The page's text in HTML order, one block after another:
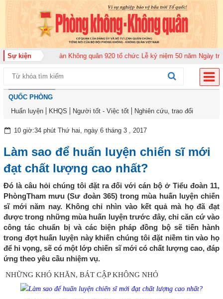
Sự kiệnTrung đoàn Không quân 920 tổ chức Lễ kỷ niệm 50 năm Ngày truyền
QUỐC PHÒNG
Huấn luyện
KHQS Người tốt - Việc tốt Nghiên cứu, trao đổi
10 giờ:34 phút Thứ hai, ngày 6 tháng 3 , 2017
Làm sao để huấn luyện chiến sĩ mới
đạt chất lượng cao nhất?
Đó là câu hỏi chúng tôi đặt ra đối với cán bộ ở Tiểu đoàn 11,
PhòngTham mưu (Sư đoàn 365) trong mùa huấn luyện chiến
sĩ mới năm nay. Không chỉ nhìn vào kết quả mà họ đã đạt
được trong những mùa huấn luyện trước đây, chỉ căn cứ vào
công tác chuẩn bị và các biện pháp đồng bộ sẽ tiến hành
trong đợt huấn luyện này khiến chúng tôi đặt niềm tin vào họ
để hi vọng, sẽ có một lớp chiến sĩ mới có chất lượng cao, đáp
ứng theo yêu cầu nhiệm vụ.
NHỮNG KHÓ KHĂN, BÁT CẬP KHÔNG NHỎ